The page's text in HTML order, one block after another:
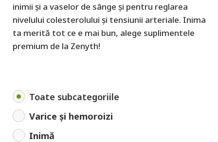
inimii și a vaselor de sânge și pentru reglarea
nivelului colesterolului și tensiunii arteriale. Inima
ta merită tot ce e mai bun, alege suplimentele
premium de la Zenyth!
Toate subcategoriile
Varice și hemoroizi
Inimă